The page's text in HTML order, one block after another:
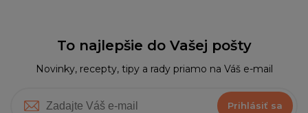
To najlepšie do Vašej pošty
Novinky, recepty, tipy a rady priamo na Váš e-mail
Prihlásiť sa